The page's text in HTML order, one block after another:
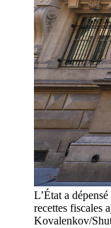
L’État a
recettes fiscales
Kovalenkov/